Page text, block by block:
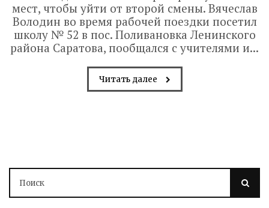
мест, чтобы уйти от второй смены. Вячеслав
Володин во время рабочей поездки посетил
школу № 52 в пос. Поливановка Ленинского
района Саратова, пообщался с учителями и...
Читать далее
В Саратове до конца